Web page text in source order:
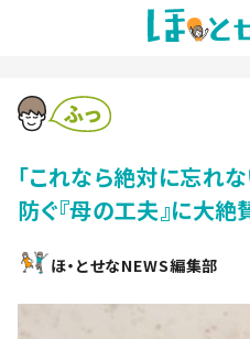
「これなら絶対に忘れ
防ぐ『母の工夫』に大絶
ほ・とせなNEWS編集部